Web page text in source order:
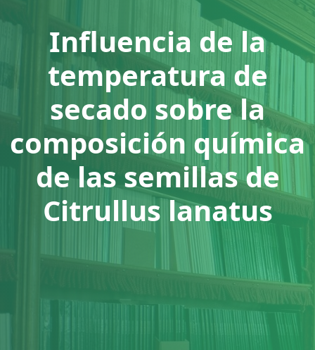
Influencia de la
temperatura de
secado sobre la
composición química
de las semillas de
Citrullus lanatus